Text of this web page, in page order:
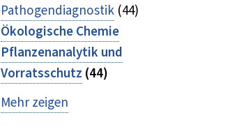
Pathogendiagnostik (44)
Ökologische Chemie
Pflanzenanalytik und
Vorratsschutz (44)
Mehr zeigen